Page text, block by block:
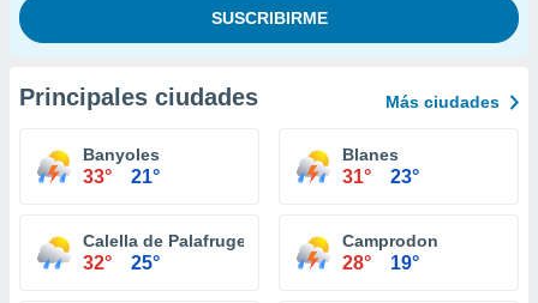
Principales ciudades Más ciudades
Banyoles
33° 21°
Blanes
31° 23°
Calella de Palafrugell
32° 25°
Camprodon
28° 19°